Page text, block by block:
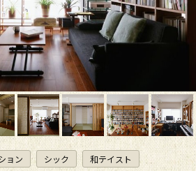
ョン シック 和テイスト